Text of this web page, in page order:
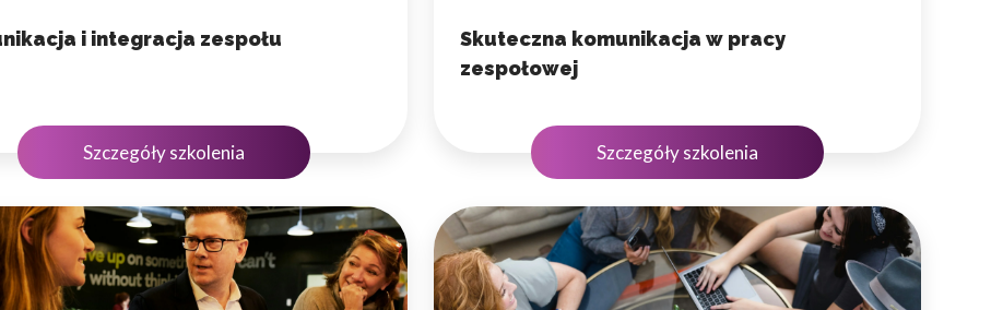
i integracja zespołu
Szczegóły szkolenia
Skuteczna komunikacja w pracy
zespołowej
Szczegóły szkolenia
o tym, jak korzystasz z naszej witryny, udostępniamy partnerom społecznościowym, reklamowym i
połączyć te informacje z innymi danymi otrzymanymi od Ciebie lub uzyskanymi podczas korzystania
kluczowe znaczenie dla podstawowych funkcji witryny i witryna nie będzie działać w zamierzony
nie przechowują żadnych danych umożliwiających identyfikację osoby.
umożliwiają stronie zapamiętanie informacji, które zmieniają wygląd lub funkcjonowanie strony,
region, w którym znajduje się użytkownik.